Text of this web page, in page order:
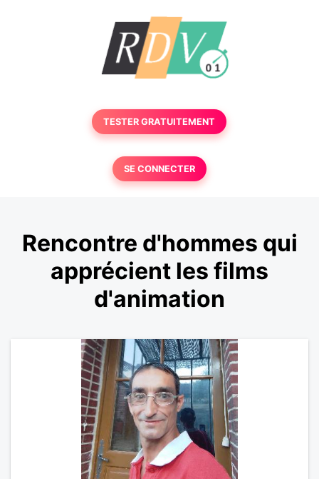
TESTER GRATUITEMENT
SE CONNECTER
Rencontre d'hommes qui
apprécient les films
d'animation